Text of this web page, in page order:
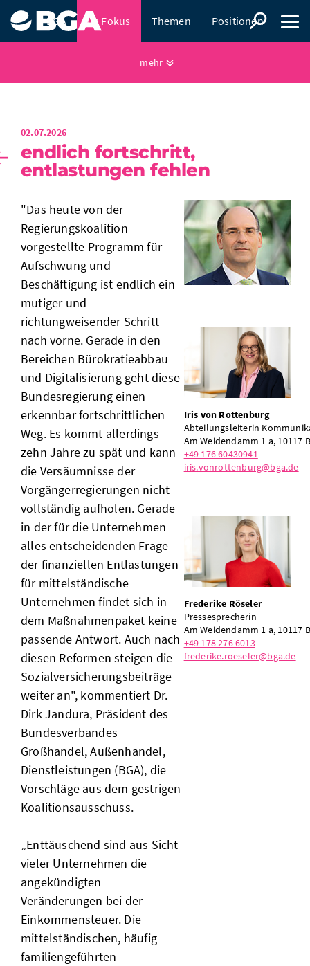
BGA Im Fokus
mehr
Themen Positionen
Presse
02.07.2026
endlich fortschritt,
entlastungen fehlen
"Das heute von der
Regierungskoalition
vorgestellte Programm für
Aufschwung und
Beschäftigung ist endlich ein
mutiger und
richtungweisender Schritt
nach vorne. Gerade in den
Bereichen Bürokratieabbau
und Digitalisierung geht diese
Bundesregierung einen
erkennbar fortschrittlichen
Weg. Es kommt allerdings
zehn Jahre zu spät und kann
die Versäumnisse der
Vorgängerregierungen nicht
vollständig aufholen. Gerade
in der für die Unternehmen
alles entscheidenden Frage
der finanziellen Entlastungen
für mittelständische
Unternehmen findet sich in
dem Maßnahmenpaket keine
passende Antwort. Auch nach
diesen Reformen steigen die
Sozialversicherungsbeiträge
weiter an", kommentiert Dr.
Dirk Jandura, Präsident des
Bundesverbandes
Großhandel, Außenhandel,
Dienstleistungen (BGA), die
Vorschläge aus dem gestrigen
Koalitionsausschuss.
„Enttäuschend sind aus Sicht
vieler Unternehmen die
angekündigten
Veränderungen bei der
Einkommensteuer. Die
mittelständischen, häufig
familiengeführten
Iris von Rottenburg
Abteilungsleiterin
Am Weidendamm 1 a, 10117
+49 176 60430941
iris.vonrottenburg@bga.de
Frederike Röseler
Pressesprecherin
Am Weidendamm 1 a, 10117
+49 178 276 6013
frederike.roeseler@bga.de